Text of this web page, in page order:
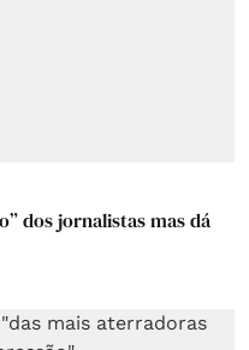
dos jornalistas mas dá